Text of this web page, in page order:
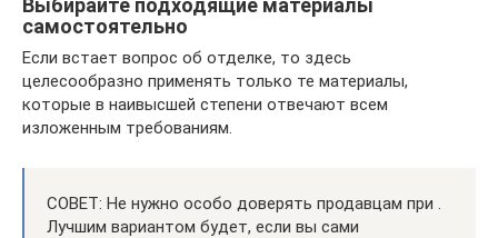
самостоятельно
Если встает вопрос об отделке, то здесь
целесообразно применять только те материалы,
которые в наивысшей степени отвечают всем
изложенным требованиям.
СОВЕТ: Не нужно особо доверять продавцам при .
Лучшим вариантом будет, если вы сами